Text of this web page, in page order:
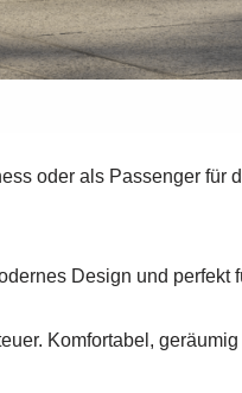
oder als Pas­sen­ger für
Design und per­fekt
Kom­for­ta­bel,